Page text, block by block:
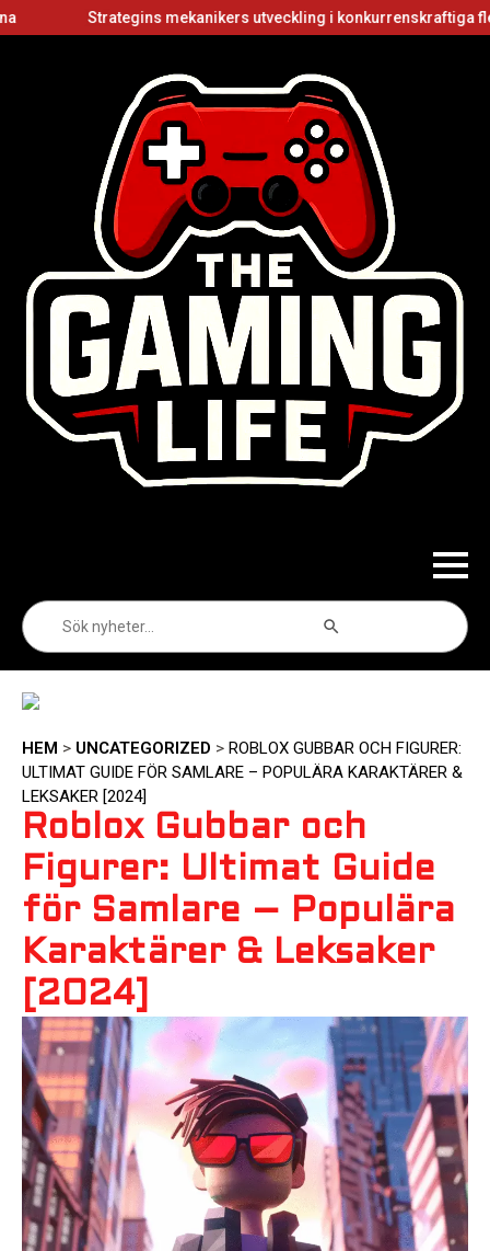
Strategins mekanikers utveckling i konkurrenskraftiga
efter:
HEM > UNCATEGORIZED > ROBLOX GUBBAR OCH FIGURER:
ULTIMAT GUIDE FÖR SAMLARE – POPULÄRA KARAKTÄRER &
LEKSAKER [2024]
Roblox Gubbar och
Figurer: Ultimat Guide
för Samlare – Populära
Karaktärer & Leksaker
[2024]